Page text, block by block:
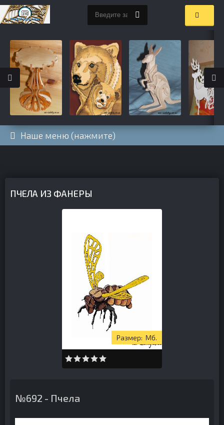
Наше меню (нажмите)
ПЧЕЛА ИЗ ФАНЕРЫ
Мб.
№692 - Пчела